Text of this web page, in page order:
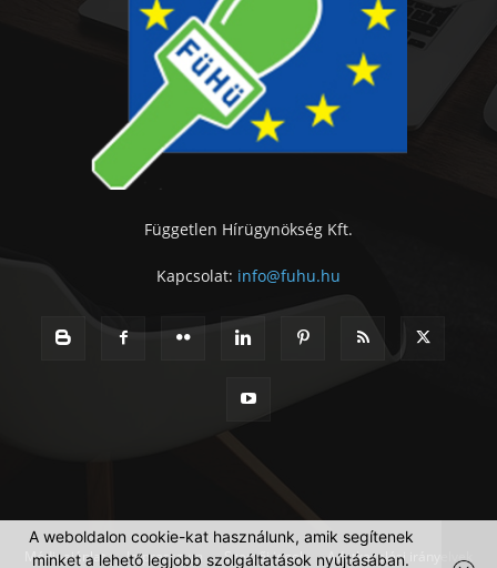
Független Hírügynökség Kft.
Kapcsolat: info@fuhu.hu
Médiaajánlat Impresszum Szerzői jogok Adatkezelési irányelvek
A weboldalon cookie-kat használunk, amik segítenek
minket a lehető legjobb szolgáltatások nyújtásában.